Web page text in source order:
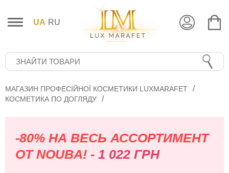
UA RU
МАГАЗИН ПРОФЕСІЙНОЇ КОСМЕТИКИ LUXMARAFET
КОСМЕТИКА ПО ДОГЛЯДУ
-80% НА ВЕСЬ АССОРТИМЕНТ
ОТ NOUBA! - 1 022 ГРН